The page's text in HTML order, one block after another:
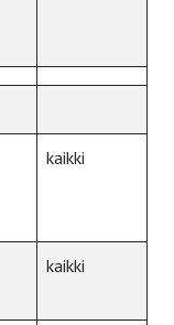
kaikki
kaikki